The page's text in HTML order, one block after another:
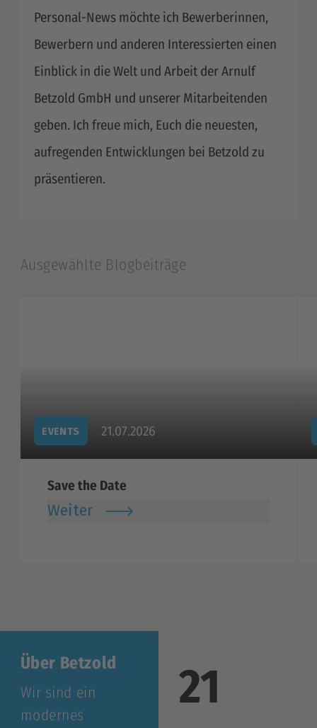
Personal-News möchte ich Bewerberinnen,
Bewerbern und anderen Interessierten einen
Einblick in die Welt und Arbeit der Arnulf
Betzold GmbH und unserer Mitarbeitenden
geben. Ich freue mich, Euch die neuesten,
aufregenden Entwicklungen bei Betzold zu
präsentieren.
Ausgewählte Blogbeiträge
EVENTS 21.07.2026
Save the Date
Weiter
Über Betzold
Wir sind ein
modernes
21